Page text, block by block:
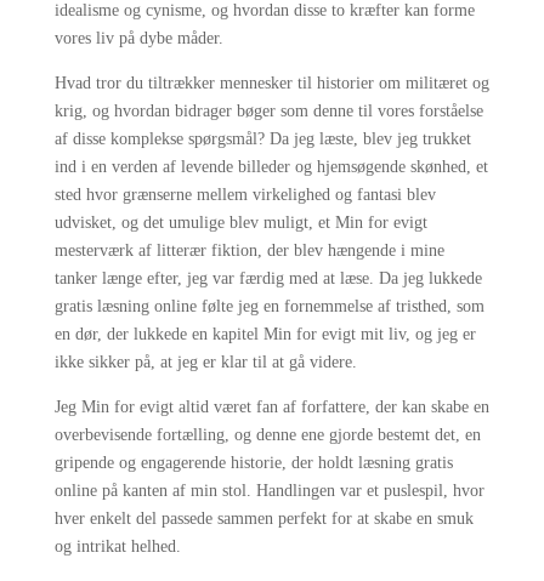
idealisme og cynisme, og hvordan disse to kræfter kan forme
vores liv på dybe måder.
Hvad tror du tiltrækker mennesker til historier om militæret og
krig, og hvordan bidrager bøger som denne til vores forståelse
af disse komplekse spørgsmål? Da jeg læste, blev jeg trukket
ind i en verden af levende billeder og hjemsøgende skønhed, et
sted hvor grænserne mellem virkelighed og fantasi blev
udvisket, og det umulige blev muligt, et Min for evigt
mesterværk af litterær fiktion, der blev hængende i mine
tanker længe efter, jeg var færdig med at læse. Da jeg lukkede
gratis læsning online følte jeg en fornemmelse af tristhed, som
en dør, der lukkede en kapitel Min for evigt mit liv, og jeg er
ikke sikker på, at jeg er klar til at gå videre.
Jeg Min for evigt altid været fan af forfattere, der kan skabe en
overbevisende fortælling, og denne ene gjorde bestemt det, en
gripende og engagerende historie, der holdt læsning gratis
online på kanten af min stol. Handlingen var et puslespil, hvor
hver enkelt del passede sammen perfekt for at skabe en smuk
og intrikat helhed.